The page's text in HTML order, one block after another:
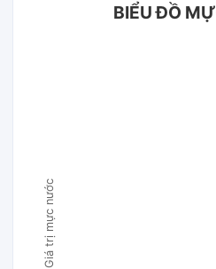
Giá trị mực nước
BIỂU ĐỒ